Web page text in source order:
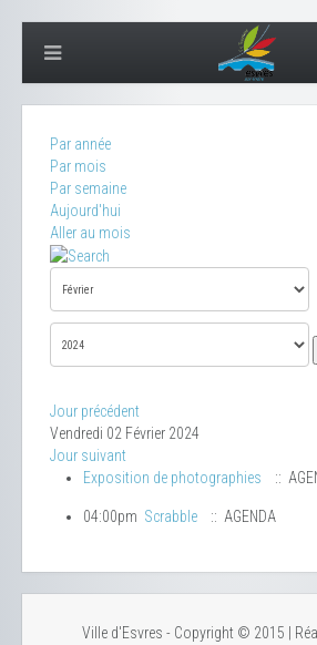
Par année
Par mois
Par semaine
Aujourd'hui
Aller au mois
Jour précédent
Vendredi 02 Février 2024
Jour suivant
Exposition de photographies
::
04:00pm Scrabble :: AGENDA
Ville d'Esvres - Copyright © 2015 |